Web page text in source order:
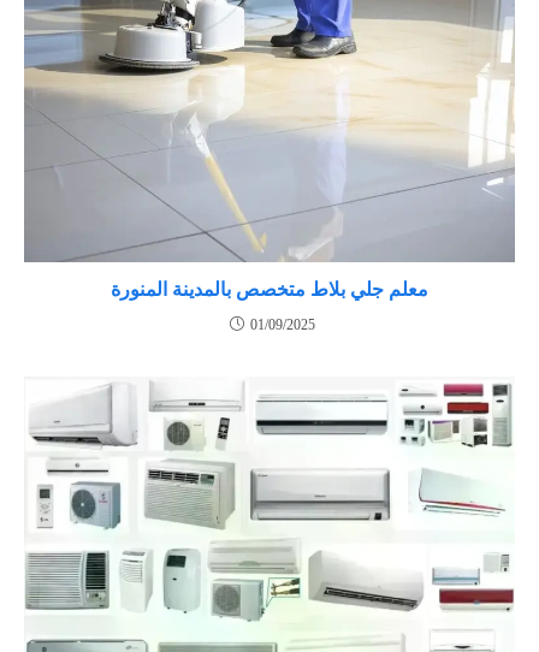
معلم جلي بلاط متخصص بالمدينة المنورة
01/09/2025